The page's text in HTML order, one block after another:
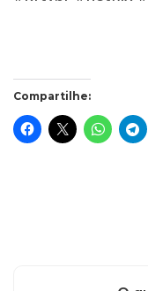
Compartilhe: